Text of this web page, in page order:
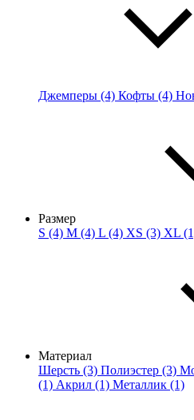
Джемперы (4) Кофты (4)
Размер
S (4) M (4) L (4) XS (3) XL
Материал
Шерсть (3) Полиэстер (3)
(1) Акрил (1) Металлик (1)